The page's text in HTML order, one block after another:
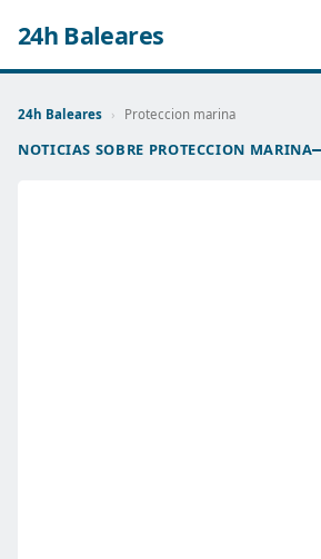
24h Baleares
24h Baleares › Proteccion marina
NOTICIAS SOBRE PROTECCION MARINA